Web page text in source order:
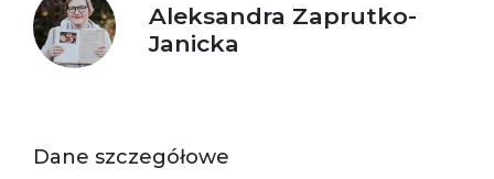
Aleksandra Zaprutko-
Janicka
Dane szczegółowe